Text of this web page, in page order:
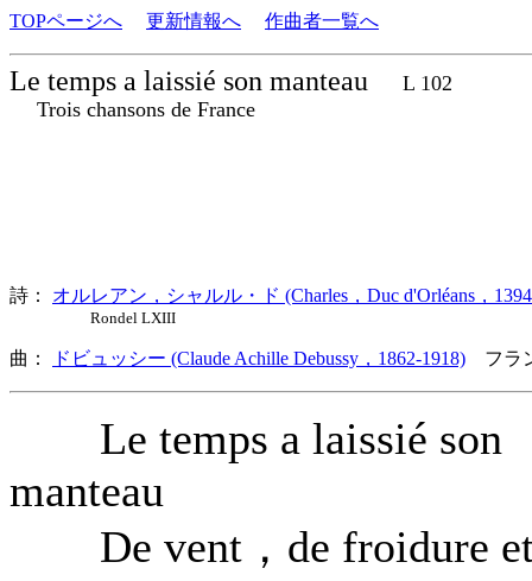
TOPページへ 更新情報へ 作曲者一覧へ
Le temps a laissié son manteau
L 102
Trois chansons de France
詩： オルレアン，シャルル・ド (Charles，Duc d'Orléans，
Rondel LXIII
曲： ドビュッシー (Claude Achille Debussy，1862-1918) フラ
Le temps a laissié son
manteau
De vent，de froidure